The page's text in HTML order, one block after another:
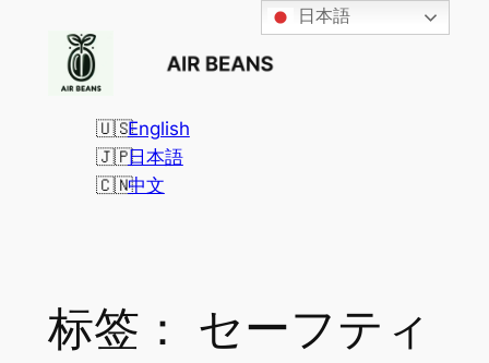
English
日本語
中文
标签： セーフティ
日本語